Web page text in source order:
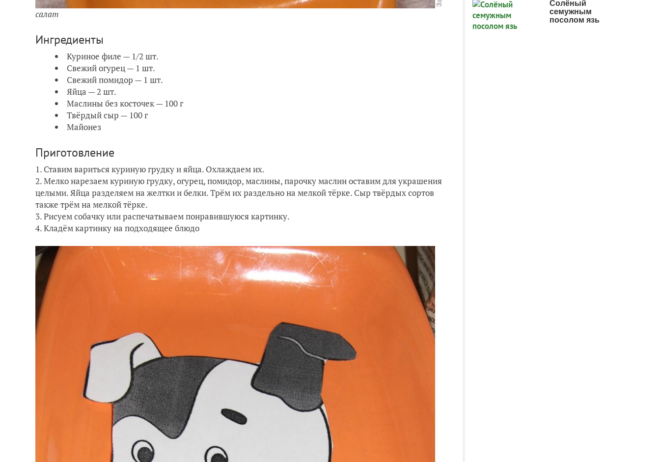
салат
Ингредиенты
Куриное филе — 1/2 шт.
Свежий огурец — 1 шт.
Свежий помидор — 1 шт.
Яйца — 2 шт.
Маслины без косточек — 100 г
Твёрдый сыр — 100 г
Майонез
Приготовление
1. Ставим вариться куриную грудку и яйца. Охлаждаем их.
2. Мелко нарезаем куриную грудку, огурец, помидор, маслины, парочку маслин оставим для украшения
целыми. Яйца разделяем на желтки и белки. Трём их раздельно на мелкой тёрке. Сыр твёрдых сортов
также трём на мелкой тёрке.
3. Рисуем собачку или распечатываем понравившуюся картинку.
4. Кладём картинку на подходящее блюдо
Солёный
семужным
посолом язь